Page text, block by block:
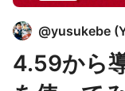
@yusukebe (
4.59から